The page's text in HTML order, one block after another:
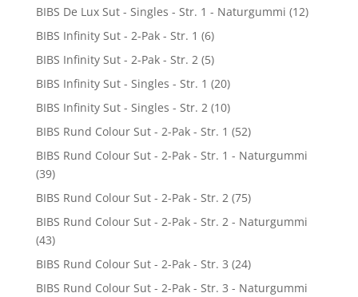
BIBS De Lux Sut - Singles - Str. 1 - Naturgummi (12)
BIBS Infinity Sut - 2-Pak - Str. 1 (6)
BIBS Infinity Sut - 2-Pak - Str. 2 (5)
BIBS Infinity Sut - Singles - Str. 1 (20)
BIBS Infinity Sut - Singles - Str. 2 (10)
BIBS Rund Colour Sut - 2-Pak - Str. 1 (52)
BIBS Rund Colour Sut - 2-Pak - Str. 1 - Naturgummi
(39)
BIBS Rund Colour Sut - 2-Pak - Str. 2 (75)
BIBS Rund Colour Sut - 2-Pak - Str. 2 - Naturgummi
(43)
BIBS Rund Colour Sut - 2-Pak - Str. 3 (24)
BIBS Rund Colour Sut - 2-Pak - Str. 3 - Naturgummi